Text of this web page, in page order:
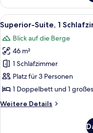
(Inland
View)
Alle
Fotos
für
Superior-
Suite,
1
Schlafzimmer
anzeigen
6
Superior-Suite, 1
Blick auf die Berge
46 m²
1 Schlafzimmer
Platz für 3 Personen
1 Doppelbett und 1
Weitere Details
Weitere